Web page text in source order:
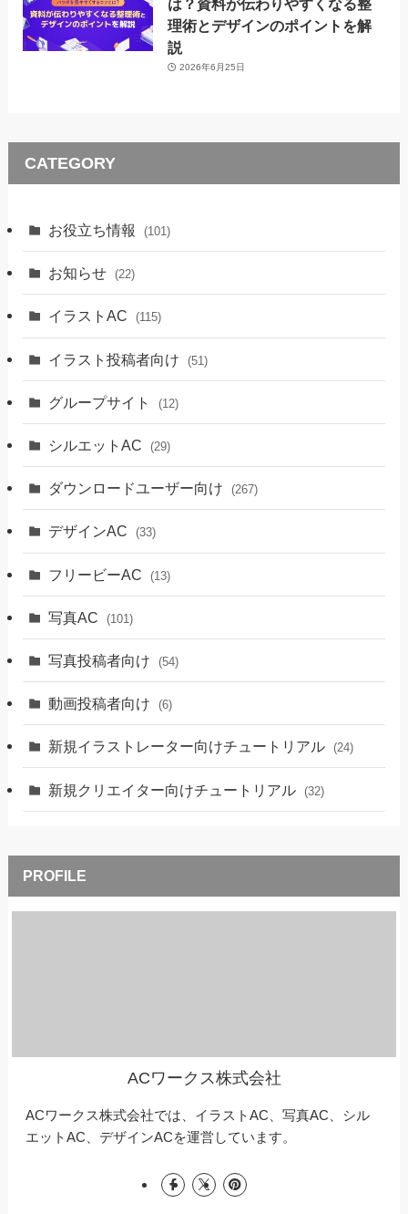
は？資料が伝わりやすくなる整
理術とデザインのポイントを解
説
2026年6月25日
CATEGORY
お役立ち情報 (101)
お知らせ (22)
イラストAC (115)
イラスト投稿者向け (51)
グループサイト (12)
シルエットAC (29)
ダウンロードユーザー向け (267)
デザインAC (33)
フリービーAC (13)
写真AC (101)
写真投稿者向け (54)
動画投稿者向け (6)
新規イラストレーター向けチュートリアル (24)
新規クリエイター向けチュートリアル (32)
ACワークス株式会社
ACワークス株式会社では、イラストAC、写真AC、シル
エットAC、デザインACを運営しています。